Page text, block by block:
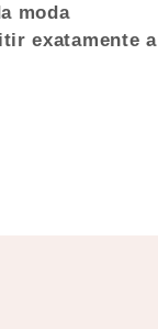
moda
exatamente a